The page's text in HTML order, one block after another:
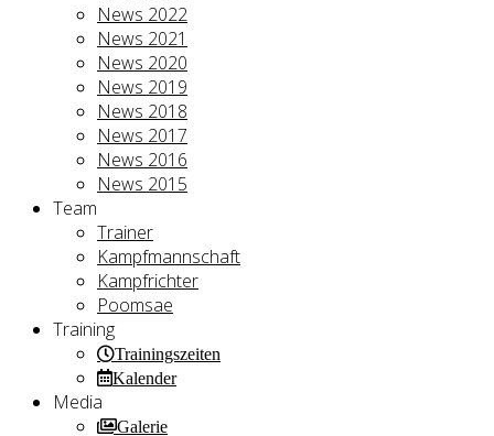
News 2022
News 2021
News 2020
News 2019
News 2018
News 2017
News 2016
News 2015
Team
Trainer
Kampfmannschaft
Kampfrichter
Poomsae
Training
Trainingszeiten
Kalender
Media
Galerie